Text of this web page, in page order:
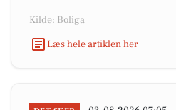
Kilde: Boliga
Læs hele artiklen her